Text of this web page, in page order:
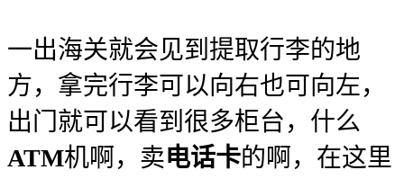
一出海关就会见到提取行李的地
方，拿完行李可以向右也可向左，
出门就可以看到很多柜台，什么
ATM机啊，卖电话卡的啊，在这里